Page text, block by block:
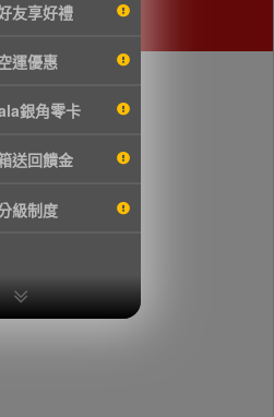
友享好禮
運優惠
銀角零卡
送回饋金
級制度